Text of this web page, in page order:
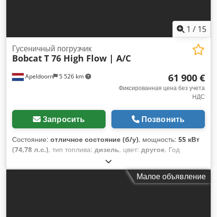
1 / 15
Apeldoorn 5 526 km
Гусеничный погрузчик
BobcatT 76 High Flow | A/C
61 900 €
Фиксированная цена без учета
НДС
Запросить Позвонить
Состояние: отличное состояние (б/у), мощность: 55 кВт
(74,78 л.с.), тип топлива: дизель, цвет: другое, Год
1 231 h
кондиционер, Техническая информация Количество
цилиндров: 4 Рабочий объём двигателя: 2 400 куб. см
Малое объявление